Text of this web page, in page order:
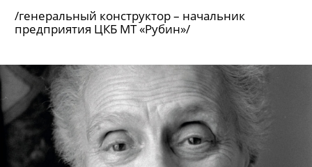
/генеральный конструктор – начальник
предприятия ЦКБ МТ «Рубин»/